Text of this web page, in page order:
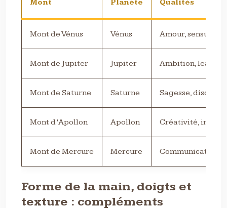
Mont Planète Qualités
Mont de Vénus Vénus Amour, sensualité
Mont de Jupiter Jupiter Ambition,
Mont de Saturne Saturne Sagesse,
Mont d’Apollon Apollon Créativité,
Mont de Mercure Mercure Communication,
Forme de la main, doigts et
texture : compléments